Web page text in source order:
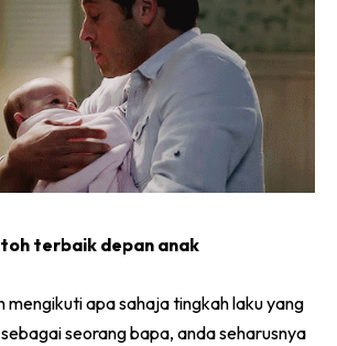
terbaik depan anak
mengikuti apa sahaja tingkah laku yang
seorang bapa, anda seharusnya